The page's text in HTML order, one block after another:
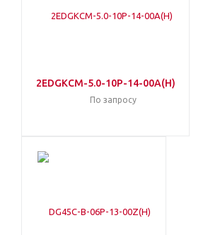
2EDGKCM-5.0-10P-14-00A(H)
По запросу